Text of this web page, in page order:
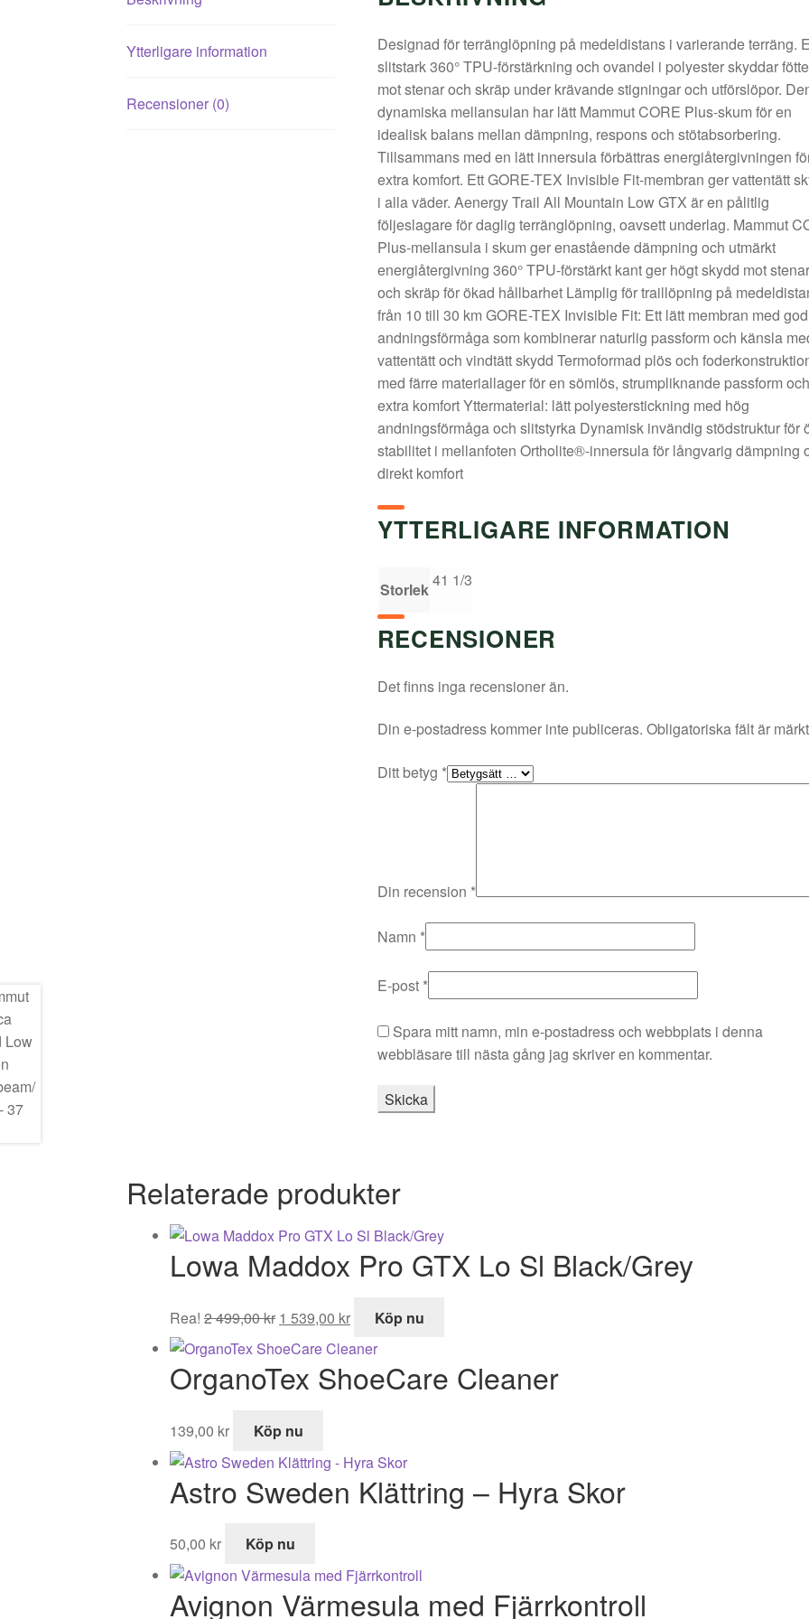
Ytterligare information
Recensioner (0)
Designad för terränglöpning på medeldistans i varierande terräng.
slitstark 360° TPU-förstärkning och ovandel i polyester skyddar
mot stenar och skräp under krävande stigningar och utförslöpor.
dynamiska mellansulan har lätt Mammut CORE Plus-skum för en
idealisk balans mellan dämpning, respons och stötabsorbering.
Tillsammans med en lätt innersula förbättras energiåtergivningen
extra komfort. Ett GORE-TEX Invisible Fit-membran ger vattentätt
i alla väder. Aenergy Trail All Mountain Low GTX är en pålitlig
följeslagare för daglig terränglöpning, oavsett underlag. Mammut
Plus-mellansula i skum ger enastående dämpning och utmärkt
energiåtergivning 360° TPU-förstärkt kant ger högt skydd mot stenar
och skräp för ökad hållbarhet Lämplig för traillöpning på
från 10 till 30 km GORE-TEX Invisible Fit: Ett lätt membran med god
andningsförmåga som kombinerar naturlig passform och känsla
vattentätt och vindtätt skydd Termoformad plös och
med färre materiallager för en sömlös, strumpliknande passform och
extra komfort Yttermaterial: lätt polyesterstickning med hög
andningsförmåga och slitstyrka Dynamisk invändig stödstruktur för
stabilitet i mellanfoten Ortholite®-innersula för långvarig dämpning
direkt komfort
YTTERLIGARE INFORMATION
Storlek41 1/3
RECENSIONER
Det finns inga recensioner än.
Din e-postadress kommer inte publiceras. Obligatoriska fält är
Ditt betyg *
Din recension *
Namn *
E-post *
Spara mitt namn, min e-postadress och webbplats i denna
webbläsare till nästa gång jag skriver en kommentar.
Relaterade produkter
Lowa Maddox Pro GTX Lo Sl Black/Grey
Rea! 2 499,00kr
ursprungliga
priset
var:
1 539,00 kr
nuvarande
priset
är:
Köp nu
OrganoTex ShoeCare Cleaner
139,00 kr Köp nu
Astro Sweden Klättring – Hyra Skor
50,00 kr Köp nu
Avignon Värmesula med Fjärrkontroll